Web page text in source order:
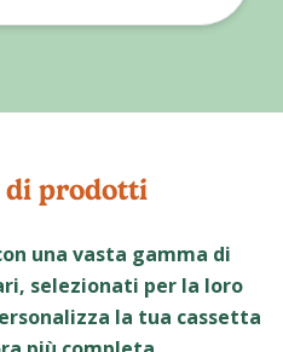
di prodotti
una vasta gamma di
selezionati per la loro
la tua cassetta